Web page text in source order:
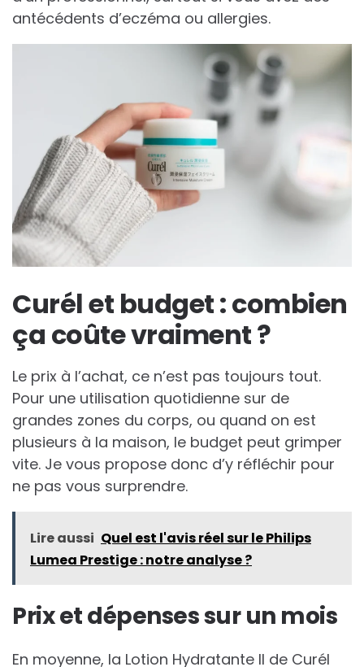
antécédents d’eczéma ou allergies.
Curél et budget : combien
ça coûte vraiment ?
Le prix à l’achat, ce n’est pas toujours tout.
Pour une utilisation quotidienne sur de
grandes zones du corps, ou quand on est
plusieurs à la maison, le budget peut grimper
vite. Je vous propose donc d’y réfléchir pour
ne pas vous surprendre.
Lire aussi Quel est l'avis réel sur le Philips
Lumea Prestige : notre analyse ?
Prix et dépenses sur un mois
En moyenne, la Lotion Hydratante II de Curél